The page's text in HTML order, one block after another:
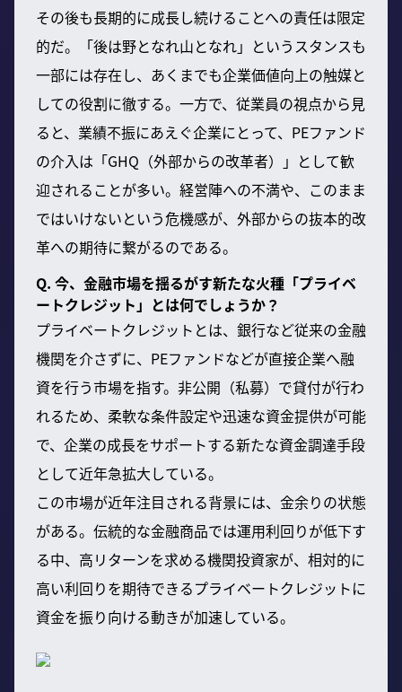
その後も長期的に成長し続けることへの責任は限定
的だ。「後は野となれ山となれ」というスタンスも
一部には存在し、あくまでも企業価値向上の触媒と
しての役割に徹する。一方で、従業員の視点から見
ると、業績不振にあえぐ企業にとって、PEファンド
の介入は「GHQ（外部からの改革者）」として歓
迎されることが多い。経営陣への不満や、このまま
ではいけないという危機感が、外部からの抜本的改
革への期待に繋がるのである。
Q. 今、金融市場を揺るがす新たな火種「プライベ
ートクレジット」とは何でしょうか？
プライベートクレジットとは、銀行など従来の金融
機関を介さずに、PEファンドなどが直接企業へ融
資を行う市場を指す。非公開（私募）で貸付が行わ
れるため、柔軟な条件設定や迅速な資金提供が可能
で、企業の成長をサポートする新たな資金調達手段
として近年急拡大している。
この市場が近年注目される背景には、金余りの状態
がある。伝統的な金融商品では運用利回りが低下す
る中、高リターンを求める機関投資家が、相対的に
高い利回りを期待できるプライベートクレジットに
資金を振り向ける動きが加速している。